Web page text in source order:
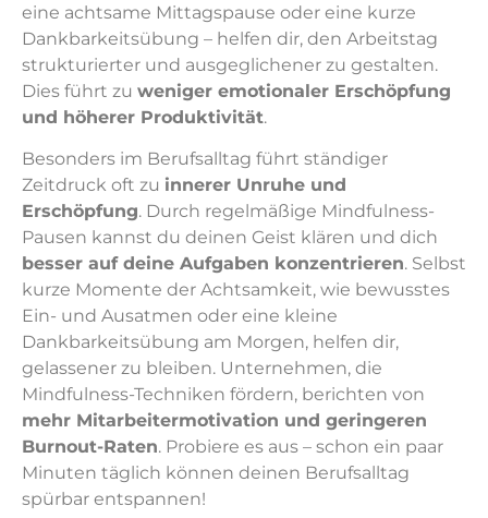
eine achtsame Mittagspause oder eine kurze
Dankbarkeitsübung – helfen dir, den Arbeitstag
strukturierter und ausgeglichener zu gestalten.
Dies führt zu weniger emotionaler Erschöpfung
und höherer Produktivität.
Besonders im Berufsalltag führt ständiger
Zeitdruck oft zu innerer Unruhe und
Erschöpfung. Durch regelmäßige Mindfulness-
Pausen kannst du deinen Geist klären und dich
besser auf deine Aufgaben konzentrieren. Selbst
kurze Momente der Achtsamkeit, wie bewusstes
Ein- und Ausatmen oder eine kleine
Dankbarkeitsübung am Morgen, helfen dir,
gelassener zu bleiben. Unternehmen, die
Mindfulness-Techniken fördern, berichten von
mehr Mitarbeitermotivation und geringeren
Burnout-Raten. Probiere es aus – schon ein paar
Minuten täglich können deinen Berufsalltag
spürbar entspannen!